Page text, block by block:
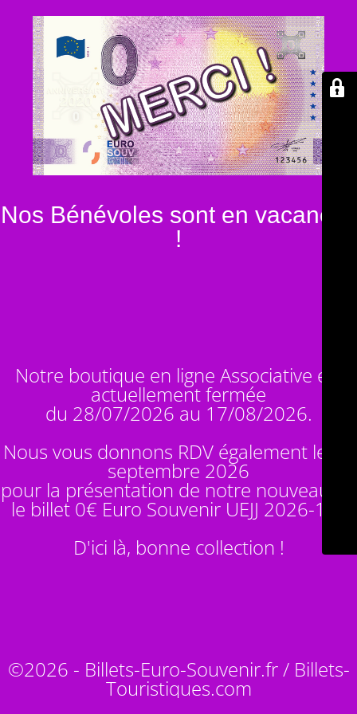
Nos Bénévoles sont en vacances
!
Notre boutique en ligne Associative est
actuellement fermée
du 28/07/2026 au 17/08/2026.
Nous vous donnons RDV également le 14
septembre 2026
pour la présentation de notre nouveauté :
le billet 0€ Euro Souvenir UEJJ 2026-10
D'ici là, bonne collection !
©2026 - Billets-Euro-Souvenir.fr / Billets-
Touristiques.com